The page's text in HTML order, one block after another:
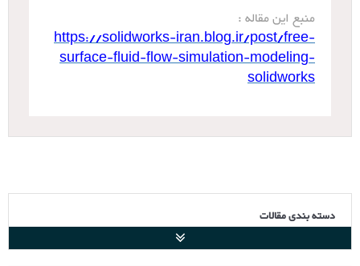
منبع این مقاله :
https://solidworks-iran.blog.ir/post/free-
surface-fluid-flow-simulation-modeling-
solidworks
دسته بندی مقالات